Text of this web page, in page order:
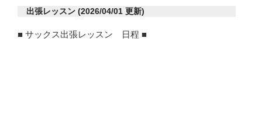
出張レッスン (2026/04/01 更新)
■ サックス出張レッスン 日程 ■